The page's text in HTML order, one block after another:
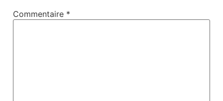
Commentaire *